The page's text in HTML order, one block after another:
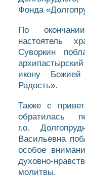
Фонда
По
настоятель
Суворкин
икону
Радость».
Также с
обратилась
г.о.
Васильевна
особое
духовно-
молитвы.